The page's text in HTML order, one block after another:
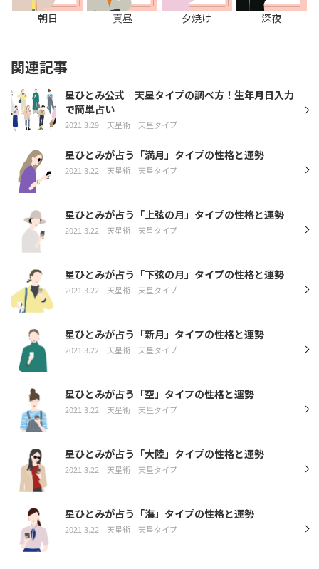
朝日 真昼 夕焼け 深夜
関連記事
星ひとみ公式｜天星タイプの調べ方！生年月日入力
で簡単占い
2021.3.29 天星術 天星タイプ
星ひとみが占う「満月」タイプの性格と運勢
2021.3.22 天星術 天星タイプ
星ひとみが占う「上弦の月」タイプの性格と運勢
2021.3.22 天星術 天星タイプ
星ひとみが占う「下弦の月」タイプの性格と運勢
2021.3.22 天星術 天星タイプ
星ひとみが占う「新月」タイプの性格と運勢
2021.3.22 天星術 天星タイプ
星ひとみが占う「空」タイプの性格と運勢
2021.3.22 天星術 天星タイプ
星ひとみが占う「大陸」タイプの性格と運勢
2021.3.22 天星術 天星タイプ
星ひとみが占う「海」タイプの性格と運勢
2021.3.22 天星術 天星タイプ